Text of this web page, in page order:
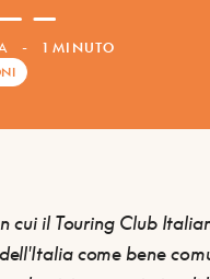
- 1 MINUTO
cui il Touring Club
come bene